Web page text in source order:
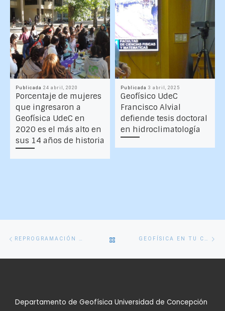
Publicada 24 abril, 2020
Porcentaje de mujeres
que ingresaron a
Geofísica UdeC en
2020 es el más alto en
sus 14 años de historia
Publicada 3 abril, 2025
Geofísico UdeC
Francisco Alvial
defiende tesis doctoral
en hidroclimatología
Navegación
de
entradas
Entrada
REPROGRAMACIÓN DE ACTIVIDADES 2019 VOLVER
A
LISTA
GEOFÍSICA EN TU COLEGIO AHORA INCLUYE EXPERIMENTOS Y COORDINACIÓN DE TALLERES
Departamento de Geofísica Universidad de Concepción